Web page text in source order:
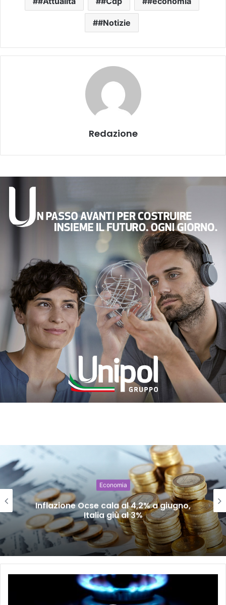
#Notizie
Redazione
Economia
Inflazione Ocse cala al 4,2% a giugno,
Italia giù al 3%